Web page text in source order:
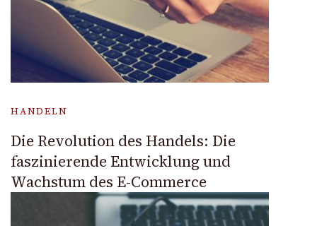
HANDELN
Die Revolution des Handels: Die
faszinierende Entwicklung und
Wachstum des E-Commerce